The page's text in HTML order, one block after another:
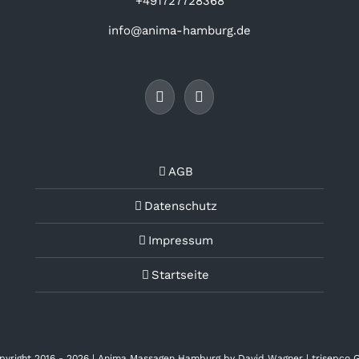
info@anima-hamburg.de
AGB
Datenschutz
Impressum
Startseite